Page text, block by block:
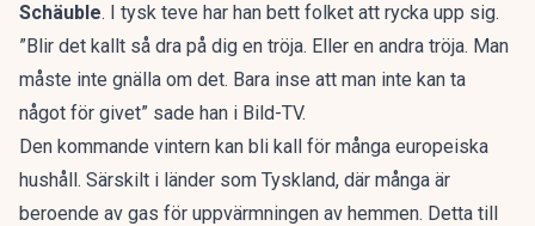
Schäuble. I tysk teve har han bett folket att rycka upp sig.
”Blir det kallt så dra på dig en tröja. Eller en andra tröja. Man
måste inte gnälla om det. Bara inse att man inte kan ta
något för givet” sade han i Bild-TV.
Den kommande vintern kan bli kall för många europeiska
hushåll. Särskilt i länder som Tyskland, där många är
beroende av gas för uppvärmningen av hemmen. Detta till